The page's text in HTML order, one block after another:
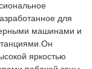
для
машинами и
яркостью